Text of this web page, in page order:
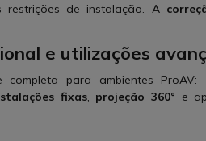
restrições de instalação. A
e utilizações
completa para ambientes ProAV:
fixas, projeção 360° e